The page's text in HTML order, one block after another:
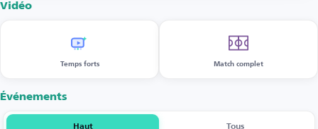
Vidéo
Temps forts Match complet
Événements
Haut Tous